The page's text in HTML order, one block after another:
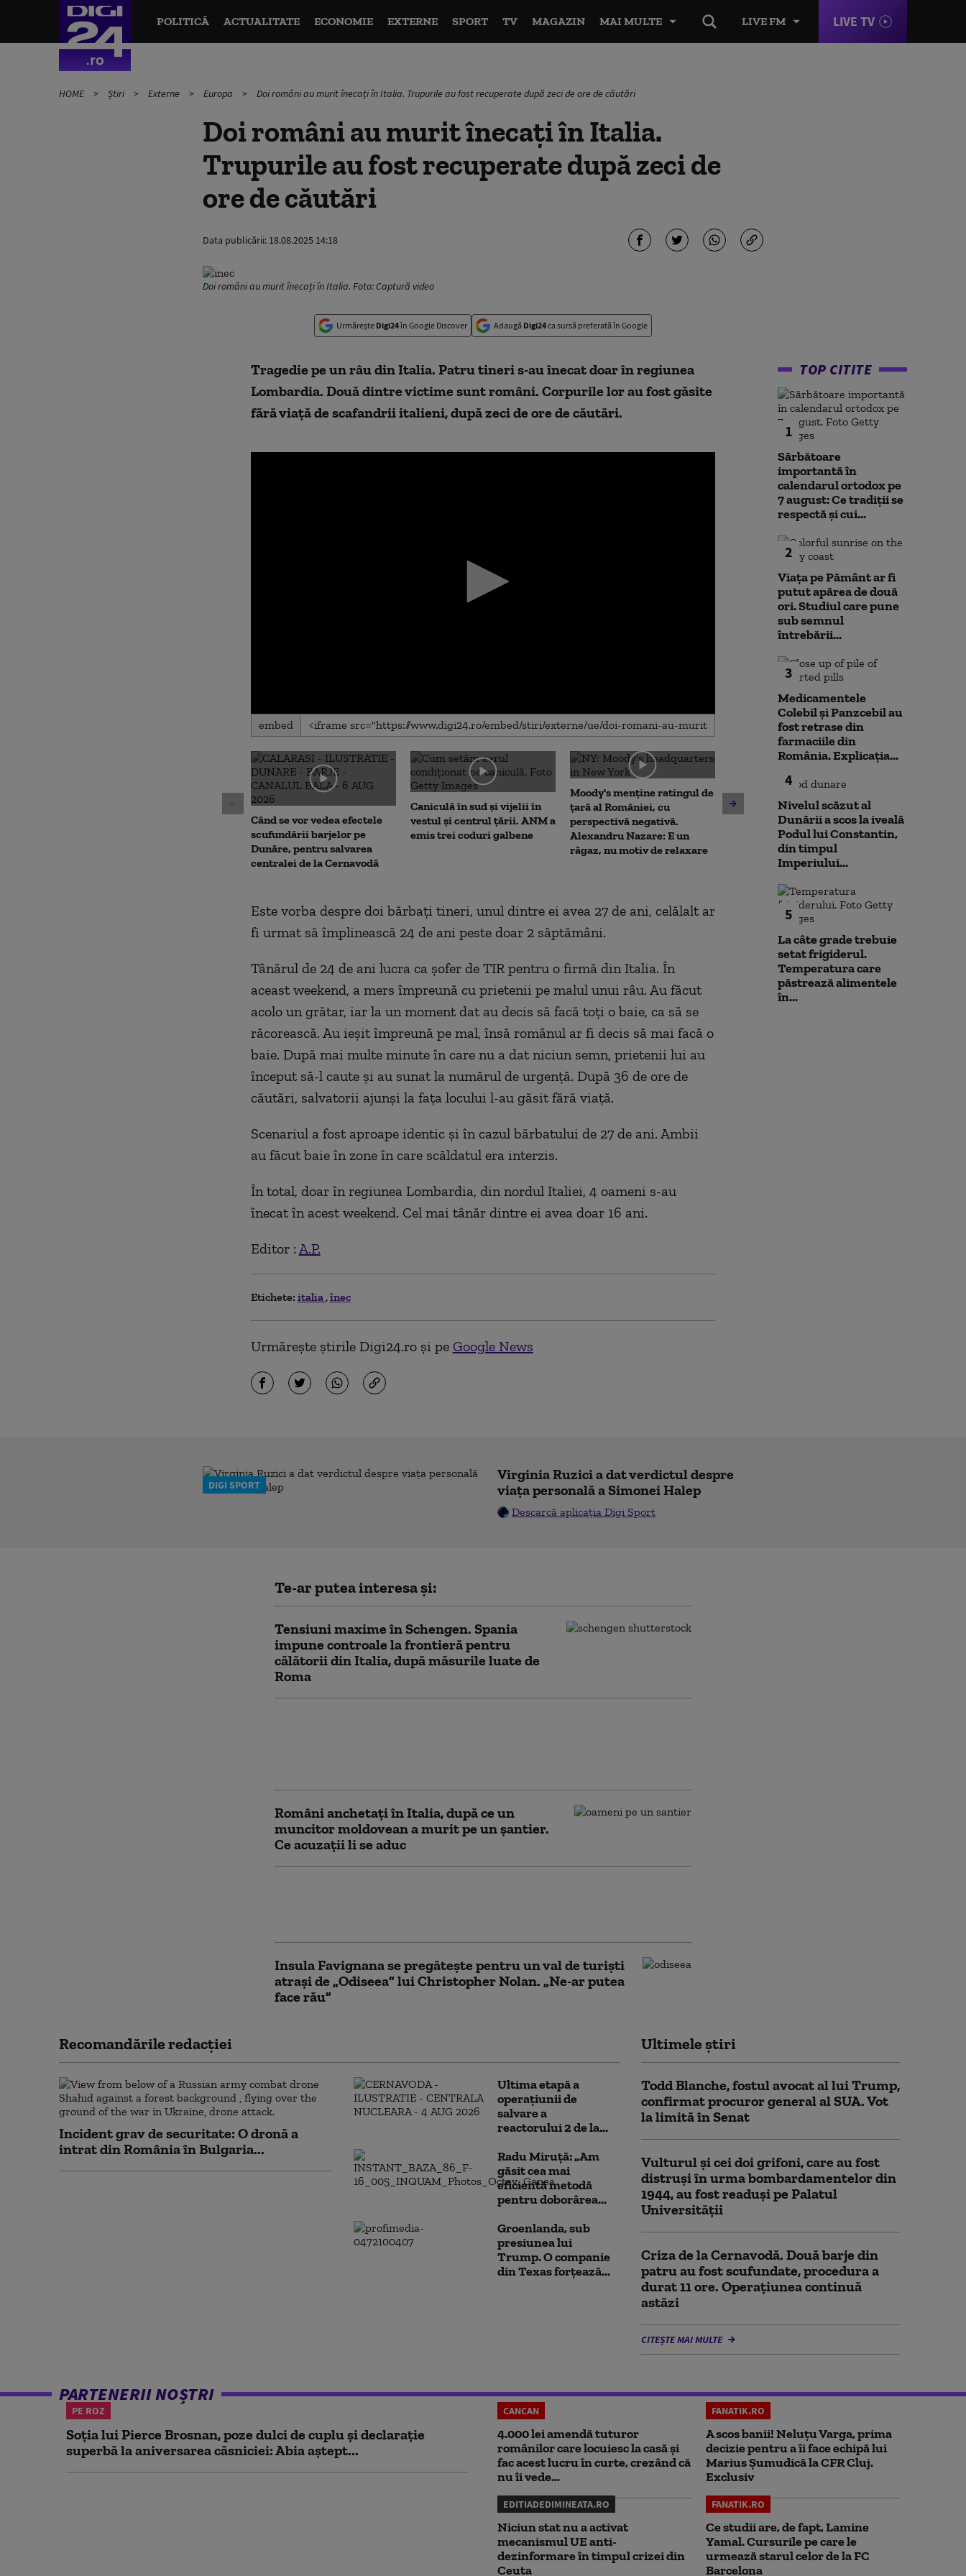
LIVE FM LIVE TV
POLITICĂ ACTUALITATE ECONOMIE EXTERNE SPORT TV MAGAZIN MAI MULTE
HOME Știri Externe Europa Doi români au murit înecați în Italia. Trupurile au fost recuperate după zeci de ore de căutări
Doi români au murit înecați în Italia.
Trupurile au fost recuperate după zeci de
ore de căutări
Data publicării: 18.08.2025 14:18
Doi români au murit înecați în Italia. Foto: Captură video
Urmărește Digi24în Google Discover Adaugă Digi24ca sursă preferată în Google
Tragedie pe un râu din Italia. Patru tineri s-au înecat doar în regiunea
Lombardia. Două dintre victime sunt români. Corpurile lor au fost găsite
fără viață de scafandrii italieni, după zeci de ore de căutări.
0
seconds
0
secondsVolume
90%
embed
Când se vor vedea efectele
scufundării barjelor pe
Dunăre, pentru salvarea
centralei de la Cernavodă
Caniculă în sud și vijelii în
vestul și centrul țării. ANM a
emis trei coduri galbene
Moody's menține ratingul de
țară al României, cu
perspectivă negativă.
Alexandru Nazare: E un
răgaz, nu motiv de relaxare
De ce nu ajută ploile de vară
la diminuarea secetei.
Climatolog: Sunt distribuite
neuniform și nu acolo unde
este nevoie mai mare
că România își
obiectivul
Este vorba despre doi bărbați tineri, unul dintre ei avea 27 de ani, celălalt ar
fi urmat să împlinească 24 de ani peste doar 2 săptămâni.
Tânărul de 24 de ani lucra ca șofer de TIR pentru o firmă din Italia. În
aceast weekend, a mers împreună cu prietenii pe malul unui râu. Au făcut
acolo un grătar, iar la un moment dat au decis să facă toți o baie, ca să se
răcorească. Au ieșit împreună pe mal, însă românul ar fi decis să mai facă o
baie. După mai multe minute în care nu a dat niciun semn, prietenii lui au
început să-l caute și au sunat la numărul de urgență. După 36 de ore de
căutări, salvatorii ajunși la fața locului l-au găsit fără viață.
Scenariul a fost aproape identic și în cazul bărbatului de 27 de ani. Ambii
au făcut baie în zone în care scăldatul era interzis.
În total, doar în regiunea Lombardia, din nordul Italiei, 4 oameni s-au
înecat în acest weekend. Cel mai tânăr dintre ei avea doar 16 ani.
Editor : A.P.
Etichete: italia înec
Urmărește știrile Digi24.ro și pe Google News
TOP CITITE
1
Sărbătoare
importantă în
calendarul ortodox pe
7 august: Ce tradiții se
respectă și cui...
2
Viața pe Pământ ar fi
putut apărea de două
ori. Studiul care pune
sub semnul
întrebării...
3
Medicamentele
Colebil și Panzcebil au
fost retrase din
farmaciile din
România. Explicația...
4
Nivelul scăzut al
Dunării a scos la iveală
Podul lui Constantin,
din timpul
Imperiului...
5
La câte grade trebuie
setat frigiderul.
Temperatura care
păstrează alimentele
în...
DIGI SPORT
Virginia Ruzici a dat verdictul despre
viața personală a Simonei Halep
Descarcă aplicația Digi Sport
Te-ar putea interesa și:
Tensiuni maxime în Schengen. Spania
impune controale la frontieră pentru
călătorii din Italia, după măsurile luate de
Roma
Români anchetați în Italia, după ce un
muncitor moldovean a murit pe un șantier.
Ce acuzații li se aduc
Insula Favignana se pregăteşte pentru un val de turişti
atraşi de „Odiseea” lui Christopher Nolan. „Ne-ar putea
face rău”
Recomandările redacţiei
Incident grav de securitate: O dronă a
intrat din România în Bulgaria...
Ultima etapă a
operațiunii de
salvare a
reactorului 2 de la...
Radu Miruță: „Am
găsit cea mai
eficientă metodă
pentru doborârea...
Groenlanda, sub
presiunea lui
Trump. O companie
din Texas forțează...
Ultimele știri
Todd Blanche, fostul avocat al lui Trump,
confirmat procuror general al SUA. Vot
la limită în Senat
Vulturul şi cei doi grifoni, care au fost
distruşi în urma bombardamentelor din
1944, au fost readuși pe Palatul
Universității
Criza de la Cernavodă. Două barje din
patru au fost scufundate, procedura a
durat 11 ore. Operațiunea continuă
astăzi
CITEȘTE MAI MULTE
PARTENERII NOȘTRI
PE ROZ
Soția lui Pierce Brosnan, poze dulci de cuplu și declarație
superbă la aniversarea căsniciei: Abia aștept...
CANCAN
4.000 lei amendă tuturor
românilor care locuiesc la casă și
fac acest lucru în curte, crezând că
nu îi vede...
FANATIK.RO
A scos banii! Neluțu Varga, prima
decizie pentru a îi face echipă lui
Marius Șumudică la CFR Cluj.
Exclusiv
EDITIADEDIMINEATA.RO
Niciun stat nu a activat
mecanismul UE anti-
dezinformare în timpul crizei din
Ceuta
FANATIK.RO
Ce studii are, de fapt, Lamine
Yamal. Cursurile pe care le
urmează starul celor de la FC
Barcelona